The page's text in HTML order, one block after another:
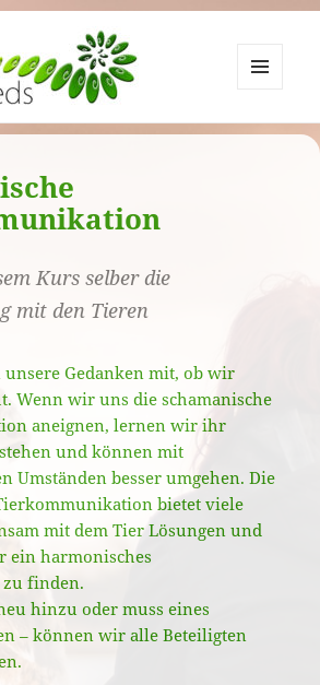
Sonja Käslin
WIDGETS
Kurs selber die
mit den Tieren
unsere Gedanken mit, ob wir
Wenn wir uns die schamanische
aneignen, lernen wir ihr
und können mit
Umständen besser umgehen. Die
bietet viele
mit dem Tier Lösungen und
ein harmonisches
zu finden.
hinzu oder muss eines
– können wir alle Beteiligten